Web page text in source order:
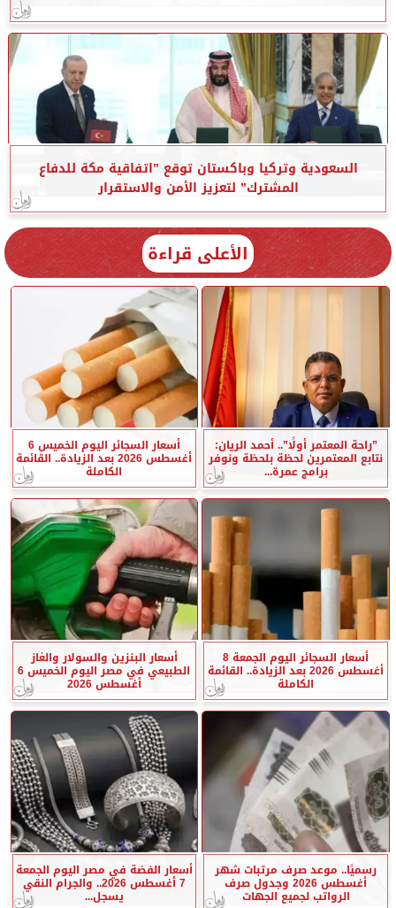
السعودية وتركيا وباكستان توقع ”اتفاقية مكة للدفاع
المشترك” لتعزيز الأمن والاستقرار
الأعلى قراءة
”راحة المعتمر أولًا”.. أحمد الريان:
نتابع المعتمرين لحظة بلحظة ونوفر
برامج عمرة...
أسعار السجائر اليوم الخميس 6
أغسطس 2026 بعد الزيادة.. القائمة
الكاملة
أسعار السجائر اليوم الجمعة 8
أغسطس 2026 بعد الزيادة.. القائمة
الكاملة
أسعار البنزين والسولار والغاز
الطبيعي في مصر اليوم الخميس 6
أغسطس 2026
رسميًا.. موعد صرف مرتبات شهر
أغسطس 2026 وجدول صرف
الرواتب لجميع الجهات
أسعار الفضة في مصر اليوم الجمعة
7 أغسطس 2026.. والجرام النقي
يسجل...